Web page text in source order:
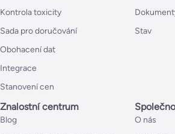
Kontrola toxicity
Sada pro doručování
Obohacení dat
Integrace
Stanovení cen
Stav
Znalostní centrum
Blog
O nás